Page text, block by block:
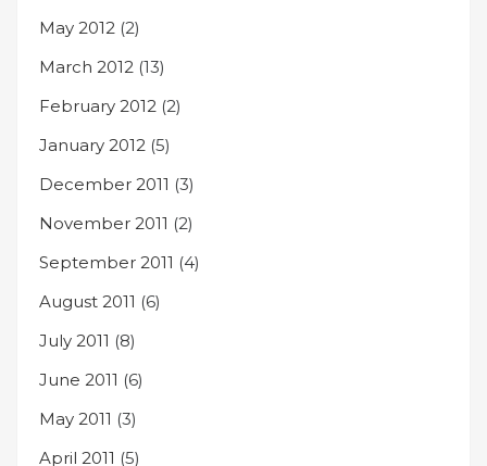
May 2012 (2)
March 2012 (13)
February 2012 (2)
January 2012 (5)
December 2011 (3)
November 2011 (2)
September 2011 (4)
August 2011 (6)
July 2011 (8)
June 2011 (6)
May 2011 (3)
April 2011 (5)